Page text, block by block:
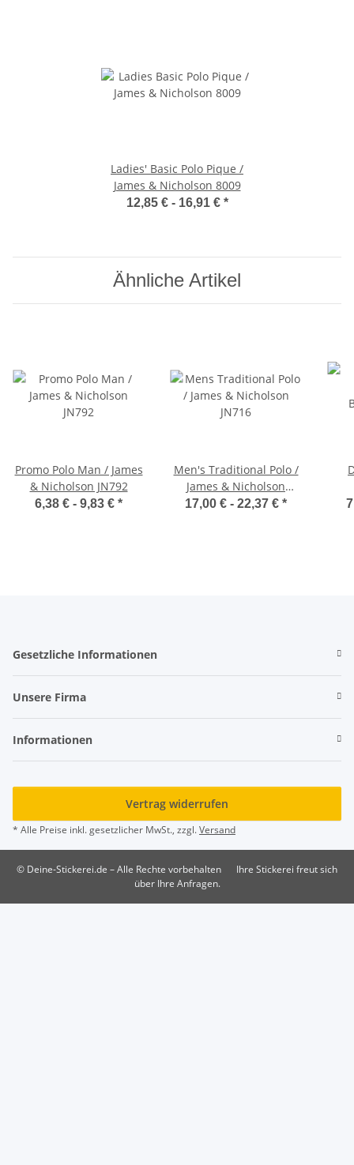
Ladies' Basic Polo Pique /
James & Nicholson 8009
12,85 € - 16,91 € *
Ähnliche Artikel
Promo Polo Man / James
& Nicholson JN792
6,38 € - 9,83 € *
Men's Traditional Polo /
James & Nicholson
JN716
17,00 € - 22,37 € *
Gesetzliche Informationen
Unsere Firma
Informationen
Vertrag widerrufen
* Alle Preise inkl. gesetzlicher MwSt., zzgl.Versand
© Deine-Stickerei.de – Alle Rechte vorbehalten
Ihre Stickerei freut sich
über Ihre Anfragen.